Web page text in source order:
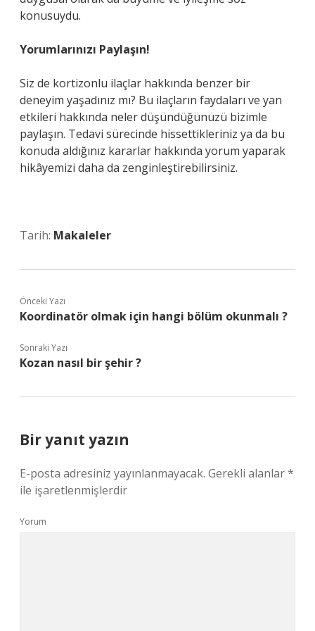
konusuydu.
Yorumlarınızı Paylaşın!
Siz de kortizonlu ilaçlar hakkında benzer bir
deneyim yaşadınız mı? Bu ilaçların faydaları ve yan
etkileri hakkında neler düşündüğünüzü bizimle
paylaşın. Tedavi sürecinde hissettikleriniz ya da bu
konuda aldığınız kararlar hakkında yorum yaparak
hikâyemizi daha da zenginleştirebilirsiniz.
Tarih: Makaleler
Önceki Yazı
Koordinatör olmak için hangi bölüm okunmalı ?
Sonraki Yazı
Kozan nasıl bir şehir ?
Bir yanıt yazın
E-posta adresiniz yayınlanmayacak. Gerekli alanlar*
ile işaretlenmişlerdir
Yorum